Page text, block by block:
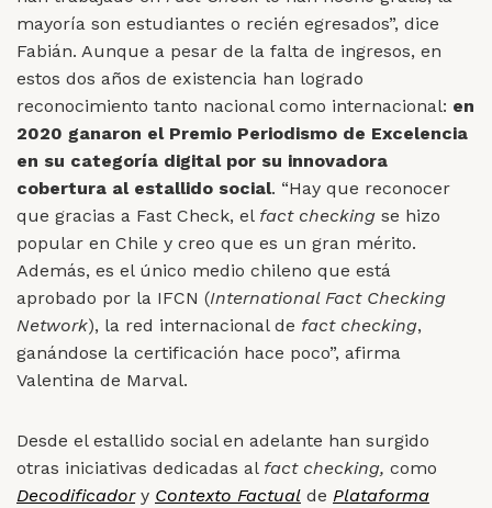
mayoría son estudiantes o recién egresados”, dice
Fabián. Aunque a pesar de la falta de ingresos, en
estos dos años de existencia han logrado
reconocimiento tanto nacional como internacional: en
2020 ganaron el Premio Periodismo de Excelencia
en su categoría digital por su innovadora
cobertura al estallido social. “Hay que reconocer
que gracias a Fast Check, el fact checking se hizo
popular en Chile y creo que es un gran mérito.
Además, es el único medio chileno que está
aprobado por la IFCN (International Fact Checking
Network), la red internacional de fact checking,
ganándose la certificación hace poco”, afirma
Valentina de Marval.
Desde el estallido social en adelante han surgido
otras iniciativas dedicadas al fact checking, como
Decodificadory Contexto Factual de Plataforma